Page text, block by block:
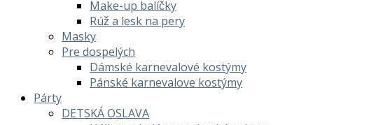
Make-up balíčky
Rúž a lesk na pery
Masky
Pre dospelých
Dámské karnevalové kostýmy
Pánské karnevalove kostýmy
Párty
DETSKÁ OSLAVA